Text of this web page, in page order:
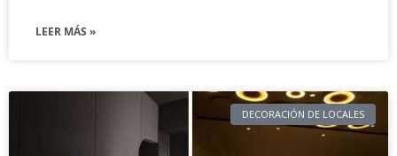
LEER MÁS »
DECORACIÓN DE LOCALES